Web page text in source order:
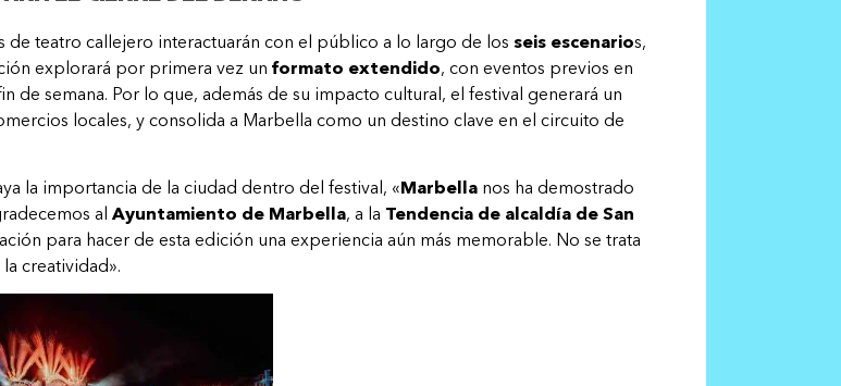
de teatro callejero interactuarán con el público a lo largo de los seis escenarios,
explorará por primera vez un formato extendido, con eventos previos en
semana. Por lo que, además de su impacto cultural, el festival generará un
locales, y consolida a Marbella como un destino clave en el circuito de
la importancia de la ciudad dentro del festival, «Marbella nos ha demostrado
al Ayuntamiento de Marbella, a la Tendencia de alcaldía de San
para hacer de esta edición una experiencia aún más memorable. No se trata
creatividad».